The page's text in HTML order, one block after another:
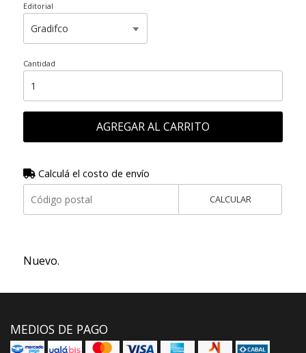
Editorial
Cantidad
AGREGAR AL CARRITO
Calculá el costo de envío
CALCULAR
Nuevo.
MEDIOS DE PAGO